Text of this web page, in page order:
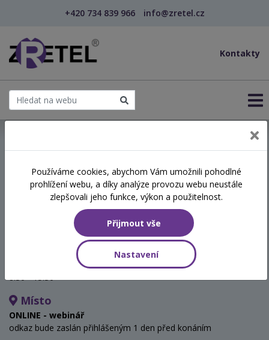
+420 734 839 966 info@zretel.cz
Kontakty
Paliativní péče v sociálních
službách
8:30 - 15:30
Místo
ONLINE - webinář
odkaz bude zaslán přihlášeným 1 den před konáním
Používáme cookies, abychom Vám umožnili pohodlné
prohlížení webu, a díky analýze provozu webu neustále
zlepšovali jeho funkce, výkon a použitelnost.
Přijmout vše
Nastavení